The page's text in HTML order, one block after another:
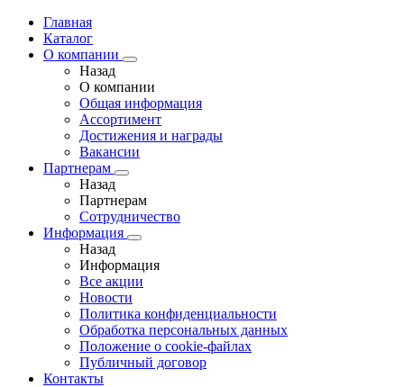
Главная
Каталог
О компании
Назад
О компании
Общая информация
Ассортимент
Достижения и награды
Вакансии
Партнерам
Назад
Партнерам
Сотрудничество
Информация
Назад
Информация
Все акции
Новости
Политика конфиденциальности
Обработка персональных данных
Положение о cookie-файлах
Публичный договор
Контакты